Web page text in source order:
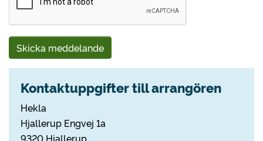
Skicka meddelande
Kontaktuppgifter till arrangören
Hekla
Hjallerup Engvej 1a
9320 Hjallerup